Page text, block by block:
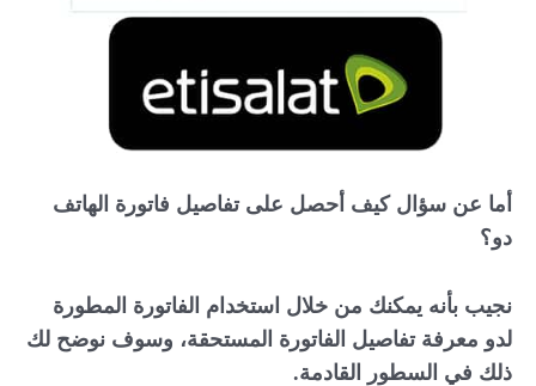
أما عن سؤال كيف أحصل على تفاصيل فاتورة الهاتف
دو؟
نجيب بأنه يمكنك من خلال استخدام الفاتورة المطورة
لدو معرفة تفاصيل الفاتورة المستحقة، وسوف نوضح لك
ذلك في السطور القادمة.